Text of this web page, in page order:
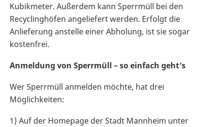
Kubikmeter. Außerdem kann Sperrmüll bei den
Recyclinghöfen angeliefert werden. Erfolgt die
Anlieferung anstelle einer Abholung, ist sie sogar
kostenfrei.
Anmeldung von Sperrmüll – so einfach geht‘s
Wer Sperrmüll anmelden möchte, hat drei
Möglichkeiten:
1) Auf der Homepage der Stadt Mannheim unter